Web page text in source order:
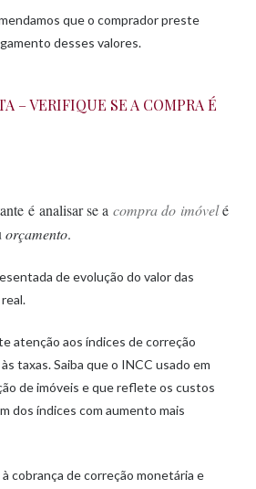
que o comprador preste
desses valores.
– VERIFIQUE SE A COMPRA É
é analisar se a compra do imóvelé
orçamento.
de evolução do valor das
atenção aos índices de correção
taxas. Saiba que o INCC usado em
de imóveis e que reflete os custos
dos índices com aumento mais
cobrança de correção monetária e